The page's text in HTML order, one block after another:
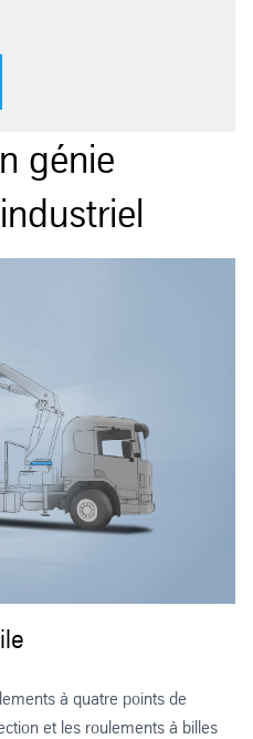
génie
à quatre points de
et les roulements à billes